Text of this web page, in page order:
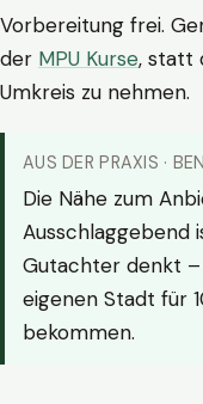
Vorbereitung frei.
der MPU Kurse, statt
Umkreis zu nehmen.
AUS DER PRAXIS ·
Die Nähe zum
Ausschlaggebend
Gutachter denkt –
eigenen Stadt für
bekommen.